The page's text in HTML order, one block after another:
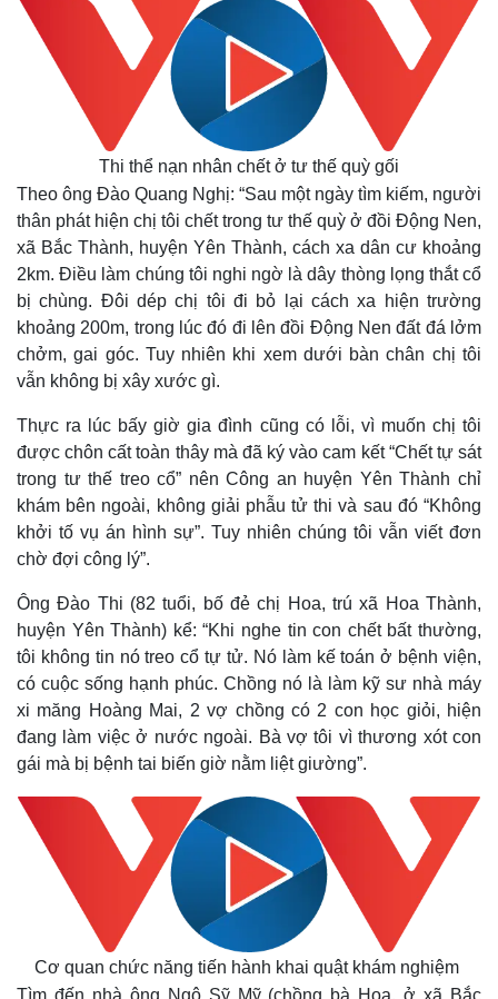
Quan sát
Cuộc sống đó đây
Hồ sơ
Video
Ảnh
E-Magazine
Infographic
Thi thể nạn nhân chết ở tư thế quỳ gối
Theo ông Đào Quang Nghị: “Sau một ngày tìm kiếm, người
thân phát hiện chị tôi chết trong tư thế quỳ ở đồi Động Nen,
xã Bắc Thành, huyện Yên Thành, cách xa dân cư khoảng
2km. Điều làm chúng tôi nghi ngờ là dây thòng lọng thắt cổ
bị chùng. Đôi dép chị tôi đi bỏ lại cách xa hiện trường
khoảng 200m, trong lúc đó đi lên đồi Động Nen đất đá lởm
chởm, gai góc. Tuy nhiên khi xem dưới bàn chân chị tôi
vẫn không bị xây xước gì.
Thực ra lúc bấy giờ gia đình cũng có lỗi, vì muốn chị tôi
được chôn cất toàn thây mà đã ký vào cam kết “Chết tự sát
trong tư thế treo cổ” nên Công an huyện Yên Thành chỉ
khám bên ngoài, không giải phẫu tử thi và sau đó “Không
khởi tố vụ án hình sự”. Tuy nhiên chúng tôi vẫn viết đơn
chờ đợi công lý”.
Ông Đào Thi (82 tuổi, bố đẻ chị Hoa, trú xã Hoa Thành,
huyện Yên Thành) kể: “Khi nghe tin con chết bất thường,
tôi không tin nó treo cổ tự tử. Nó làm kế toán ở bệnh viện,
có cuộc sống hạnh phúc. Chồng nó là làm kỹ sư nhà máy
xi măng Hoàng Mai, 2 vợ chồng có 2 con học giỏi, hiện
đang làm việc ở nước ngoài. Bà vợ tôi vì thương xót con
gái mà bị bệnh tai biến giờ nằm liệt giường”.
Cơ quan chức năng tiến hành khai quật khám nghiệm
Tìm đến nhà ông Ngô Sỹ Mỹ (chồng bà Hoa, ở xã Bắc